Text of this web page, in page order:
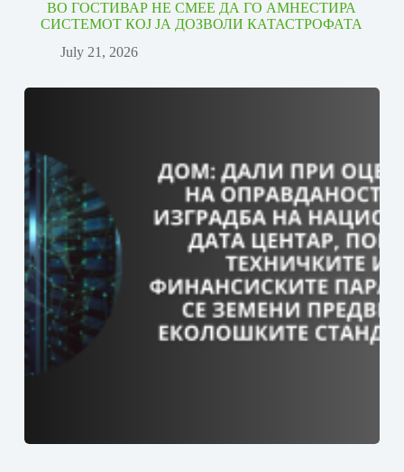
ВО ГОСТИВАР НЕ СМЕЕ ДА ГО АМНЕСТИРА
СИСТЕМОТ КОЈ ЈА ДОЗВОЛИ КАТАСТРОФАТА
July 21, 2026